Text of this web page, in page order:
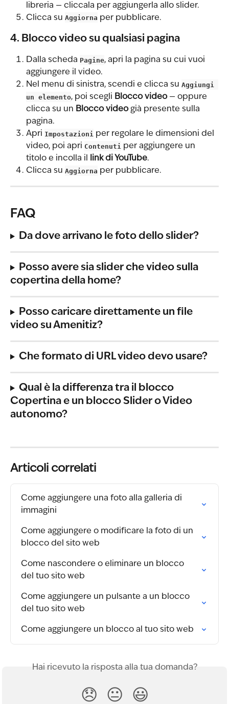
libreria — cliccala per aggiungerla allo slider.
Clicca su Aggiorna per pubblicare.
4. Blocco video su qualsiasi pagina
Dalla scheda Pagine, apri la pagina su cui vuoi
aggiungere il video.
Nel menu di sinistra, scendi e clicca su Aggiungi
un elemento, poi scegli Blocco video — oppure
clicca su un Blocco video già presente sulla
pagina.
Apri Impostazioni per regolare le dimensioni del
video, poi apri Contenuti per aggiungere un
titolo e incolla il link di YouTube.
Clicca su Aggiorna per pubblicare.
FAQ
Da dove arrivano le foto dello slider?
Posso avere sia slider che video sulla
copertina della home?
Posso caricare direttamente un file
video su Amenitiz?
Che formato di URL video devo usare?
Qual è la differenza tra il blocco
Copertina e un blocco Slider o Video
autonomo?
Articoli correlati
Come aggiungere una foto alla galleria di
immagini
Come aggiungere o modificare la foto di un
blocco del sito web
Come nascondere o eliminare un blocco
del tuo sito web
Come aggiungere un pulsante a un blocco
del tuo sito web
Come aggiungere un blocco al tuo sito web
Hai ricevuto la risposta alla tua domanda?
😞 😐 😃